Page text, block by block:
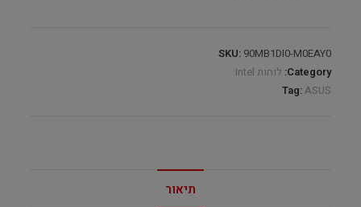
Type-
C
quantity
SKU: 90MB1DI0-M0EAY0
Category: לוחות Intel
Tag:ASUS
תיאור